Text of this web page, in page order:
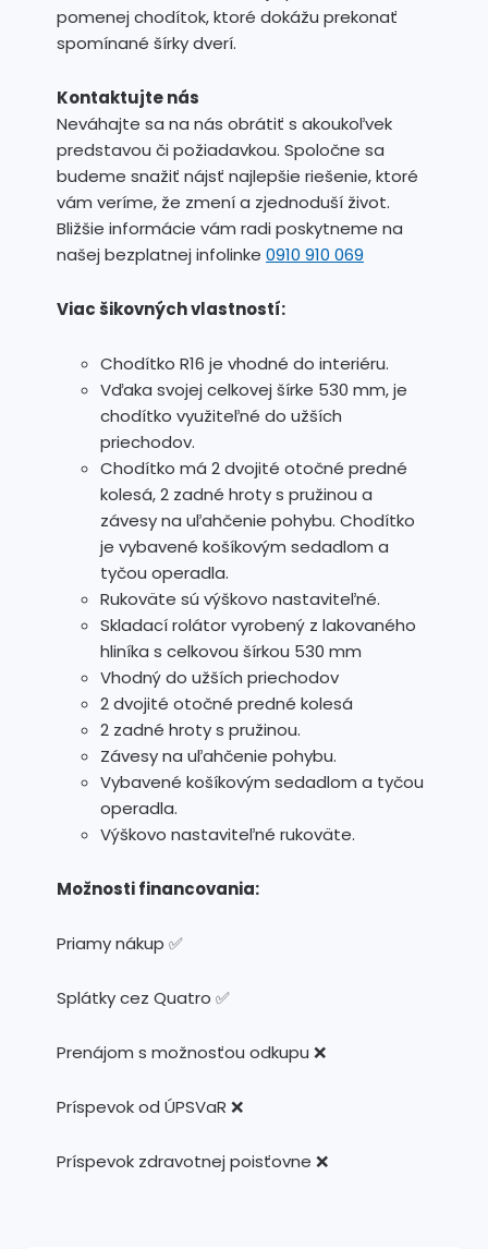
pomenej chodítok, ktoré dokážu prekonať
spomínané šírky dverí.
Kontaktujte nás
Neváhajte sa na nás obrátiť s akoukoľvek
predstavou či požiadavkou. Spoločne sa
budeme snažiť nájsť najlepšie riešenie, ktoré
vám veríme, že zmení a zjednoduší život.
Bližšie informácie vám radi poskytneme na
našej bezplatnej infolinke 0910 910 069
Viac šikovných vlastností:
Chodítko R16 je vhodné do interiéru.
Vďaka svojej celkovej šírke 530 mm, je
chodítko využiteľné do užších
priechodov.
Chodítko má 2 dvojité otočné predné
kolesá, 2 zadné hroty s pružinou a
závesy na uľahčenie pohybu. Chodítko
je vybavené košíkovým sedadlom a
tyčou operadla.
Rukoväte sú výškovo nastaviteľné.
Skladací rolátor vyrobený z lakovaného
hliníka s celkovou šírkou 530 mm
Vhodný do užších priechodov
2 dvojité otočné predné kolesá
2 zadné hroty s pružinou.
Závesy na uľahčenie pohybu.
Vybavené košíkovým sedadlom a tyčou
operadla.
Výškovo nastaviteľné rukoväte.
Možnosti financovania:
Priamy nákup ✅
Splátky cez Quatro ✅
Prenájom s možnosťou odkupu ❌
Príspevok od ÚPSVaR ❌
Príspevok zdravotnej poisťovne ❌